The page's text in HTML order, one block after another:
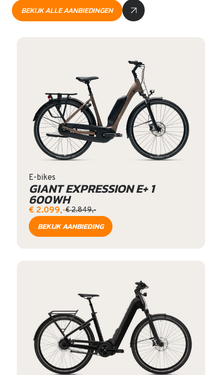
BEKIJK ALLE AANBIEDINGEN
E-bikes
GIANT EXPRESSION E+ 1
600WH
€ 2.099,-€ 2.849,-
BEKIJK AANBIEDING